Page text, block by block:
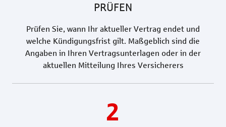
PRÜFEN
Prüfen Sie, wann Ihr aktueller Vertrag endet und
welche Kündigungsfrist gilt. Maßgeblich sind die
Angaben in Ihren Vertragsunterlagen oder in der
aktuellen Mitteilung Ihres Versicherers
2